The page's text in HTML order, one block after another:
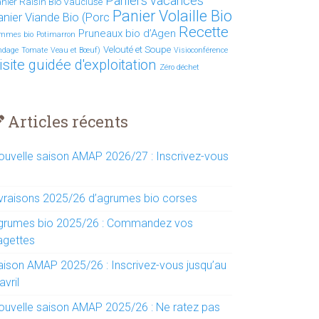
Viande Bio (Porc Panier Volaille Bio
bio Potimarron Pruneaux bio d’Agen Recette
Tomate Veau et Bœuf) Velouté et Soupe Visioconférence
guidée d'exploitation Zéro déchet
Articles récents
saison AMAP 2026/27 : Inscrivez-vous
2025/26 d’agrumes bio corses
bio 2025/26 : Commandez vos
AMAP 2025/26 : Inscrivez-vous jusqu’au
saison AMAP 2025/26 : Ne ratez pas